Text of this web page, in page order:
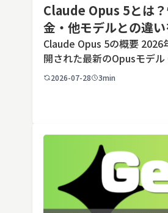
Claude Opus 5とは
金・他モデルとの違
すく解説
Claude Opus 5の概要 2026
開された最新のOpusモデ
5は、米国のAI企業
2026-07-28 3min